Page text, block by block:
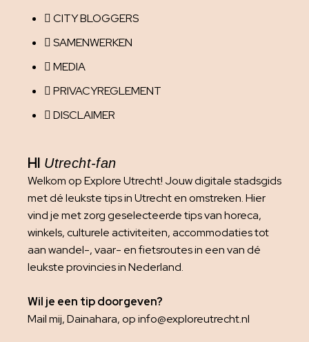
CITY BLOGGERS
SAMENWERKEN
MEDIA
PRIVACYREGLEMENT
DISCLAIMER
HI Utrecht-fan
Welkom op Explore Utrecht! Jouw digitale stadsgids
met dé leukste tips in Utrecht en omstreken. Hier
vind je met zorg geselecteerde tips van horeca,
winkels, culturele activiteiten, accommodaties tot
aan wandel-, vaar- en fietsroutes in een van dé
leukste provincies in Nederland.
Wil je een tip doorgeven?
Mail mij, Dainahara, op info@exploreutrecht.nl